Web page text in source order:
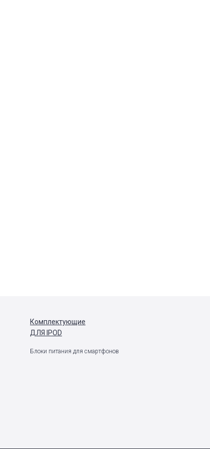
Комплектующие
ДЛЯ IPOD
Блоки питания для смартфонов